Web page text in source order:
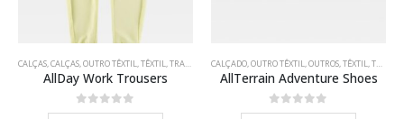
CALÇAS CALÇAS OUTRO TÊXTIL TÊXTIL TRABALHO
AllDay Work Trousers
0out of 5
CALÇADO OUTRO TÊXTIL OUTROS TÊXTIL TRABALHO
AllTerrain Adventure Shoes
0out of 5